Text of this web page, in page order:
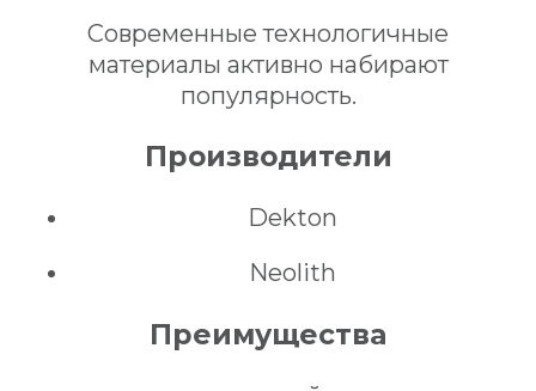
Современные технологичные
материалы активно набирают
популярность.
Производители
Dekton
Neolith
Преимущества